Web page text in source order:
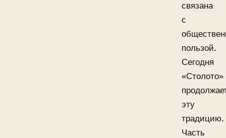
связана
с
пользой.
Сегодня
«Столото»
эту
традицию.
Часть